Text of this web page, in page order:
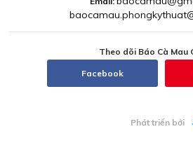
Theo dõi Báo Cà Mau
Facebook
Phát triển bởi